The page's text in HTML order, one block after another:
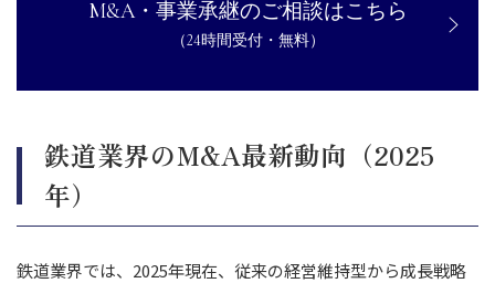
M&A・事業承継のご相談はこちら
（24時間受付・無料）
鉄道業界のM&A最新動向（2025
年）
鉄道業界では、2025年現在、従来の経営維持型から成長戦略